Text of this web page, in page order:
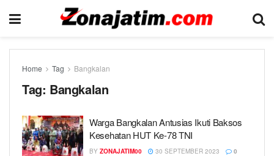
Home Tag Bangkalan
Tag: Bangkalan
Warga Bangkalan Antusias Ikuti Baksos
Kesehatan HUT Ke-78 TNI
BY ZONAJATIM00 30 SEPTEMBER 2023 0